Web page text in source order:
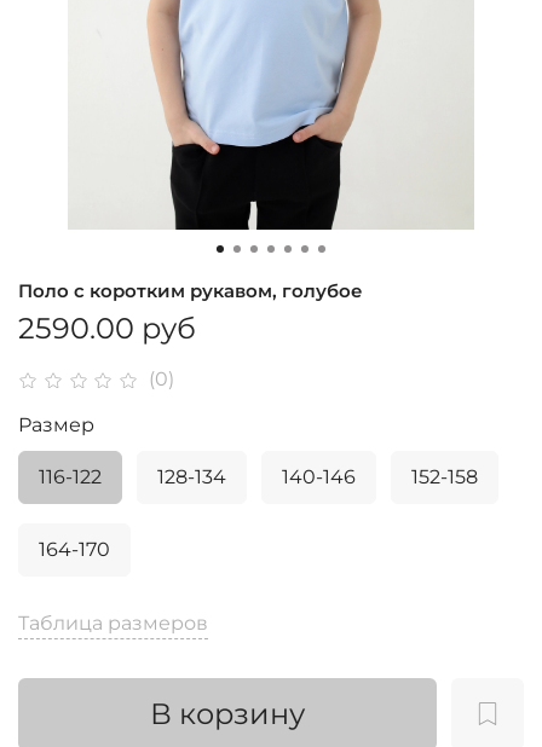
(0)
Поло с коротким рукавом, голубое
2590.00 руб
Таблица размеров
В корзину
Размер
116-122 128-134 140-146 152-158
164-170